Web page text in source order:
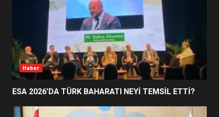
4
EDREMİT’İN GURURU TÜRKİYE
FİNALİNDE NE BAŞARDI?
UZATILDI: NE DEĞİŞTİ?
Haber
ESA 2026’DA TÜRK BAHARATI NEYİ TEMSİL ETTİ?